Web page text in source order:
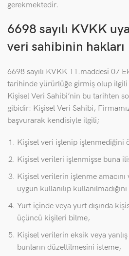
gerekmektedir.
6698 sayılı KVKK
veri sahibinin hakları
6698 sayılı KVKK 11.maddesi 07
tarihinde yürürlüğe girmiş olup ilgili
Kişisel Veri Sahibi’nin bu tarihten
gibidir: Kişisel Veri Sahibi,
başvurarak kendisiyle ilgili;
Kişisel veri işlenip işlenmediğini
Kişisel verileri işlenmişse buna
Kişisel verilerin işlenme amacını
uygun kullanılıp
Yurt içinde veya yurt dışında
üçüncü kişileri bilme,
Kişisel verilerin eksik veya
bunların düzeltilmesini isteme,